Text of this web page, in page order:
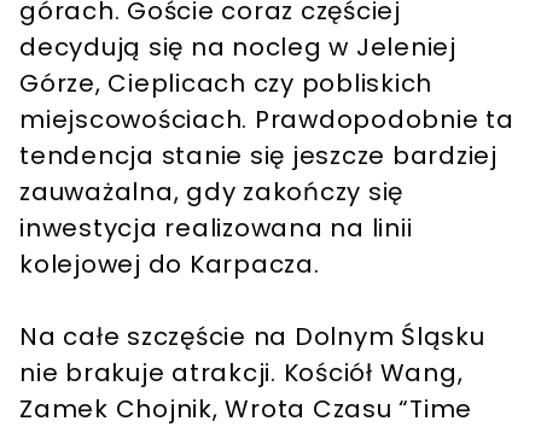
górach. Goście coraz częściej
decydują się na nocleg w Jeleniej
Górze, Cieplicach czy pobliskich
miejscowościach. Prawdopodobnie ta
tendencja stanie się jeszcze bardziej
zauważalna, gdy zakończy się
inwestycja realizowana na linii
kolejowej do Karpacza.
Na całe szczęście na Dolnym Śląsku
nie brakuje atrakcji. Kościół Wang,
Zamek Chojnik, Wrota Czasu “Time